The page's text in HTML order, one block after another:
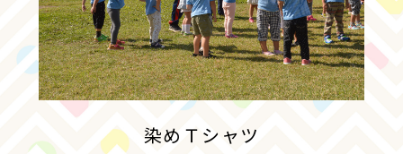
染めＴシャツ